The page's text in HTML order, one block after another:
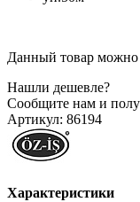
Данный товар можно
Нашли дешевле?
Сообщите нам и
Артикул: 86194
Характеристики